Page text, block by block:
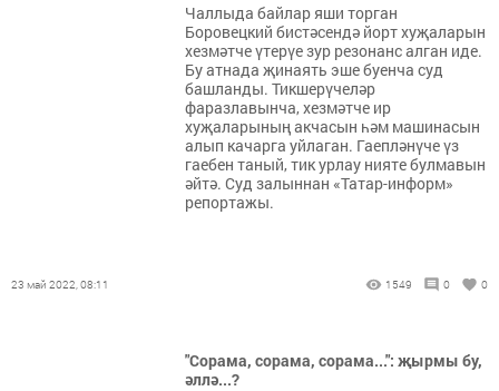
Чаллыда байлар яши торган
Боровецкий бистәсендә йорт хуҗаларын
хезмәтче үтерүе зур резонанс алган иде.
Бу атнада җинаять эше буенча суд
башланды. Тикшерүчеләр
фаразлавынча, хезмәтче ир
хуҗаларының акчасын һәм машинасын
алып качарга уйлаган. Гаепләнүче үз
гаебен таный, тик урлау нияте булмавын
әйтә. Суд залыннан «Татар-информ»
репортажы.
23 май 2022, 08:11 1549 0 0
"Сорама, сорама, сорама...": җырмы бу,
әллә...?